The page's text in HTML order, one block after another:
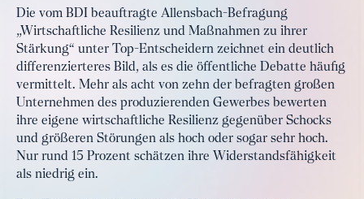
Die vom BDI beauftragte Allensbach-Befragung
„Wirtschaftliche Resilienz und Maßnahmen zu ihrer
Stärkung“ unter Top-Entscheidern zeichnet ein deutlich
differenzierteres Bild, als es die öffentliche Debatte häufig
vermittelt. Mehr als acht von zehn der befragten großen
Unternehmen des produzierenden Gewerbes bewerten
ihre eigene wirtschaftliche Resilienz gegenüber Schocks
und größeren Störungen als hoch oder sogar sehr hoch.
Nur rund 15 Prozent schätzen ihre Widerstandsfähigkeit
als niedrig ein.